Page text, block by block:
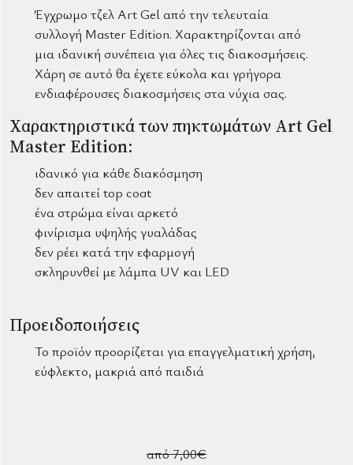
Έγχρωμο τζελ Art Gel από την τελευταία
συλλογή Master Edition. Χαρακτηρίζονται από
μια ιδανική συνέπεια για όλες τις διακοσμήσεις.
Χάρη σε αυτό θα έχετε εύκολα και γρήγορα
ενδιαφέρουσες διακοσμήσεις στα νύχια σας.
Χαρακτηριστικά των πηκτωμάτων Art Gel
Master Edition:
ιδανικό για κάθε διακόσμηση
δεν απαιτεί top coat
ένα στρώμα είναι αρκετό
φινίρισμα υψηλής γυαλάδας
δεν ρέει κατά την εφαρμογή
σκληρυνθεί με λάμπα UV και LED
Προειδοποιήσεις
Το προϊόν προορίζεται για επαγγελματική χρήση,
εύφλεκτο, μακριά από παιδιά
από 7,00€